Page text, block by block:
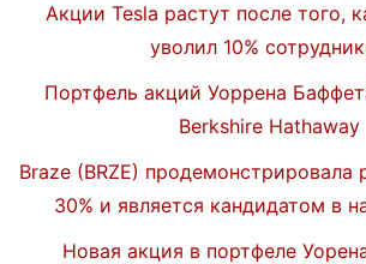
Акции Tesla растут после того,
уволил 10%
Портфель акций Уоррена
Berkshire Hathaway
Braze (BRZE) продемонстрировала
30% и является кандидатом в
Новая акция в портфеле